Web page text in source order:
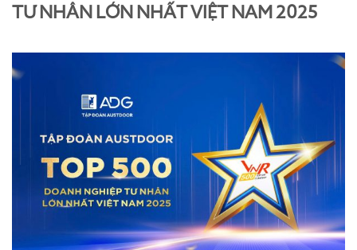
TƯ NHÂN LỚN NHẤT VIỆT NAM 2025